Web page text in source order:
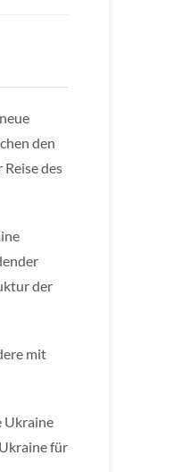
den
des
der
mit
Ukraine
für